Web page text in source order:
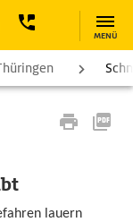
MENÜ
lauern